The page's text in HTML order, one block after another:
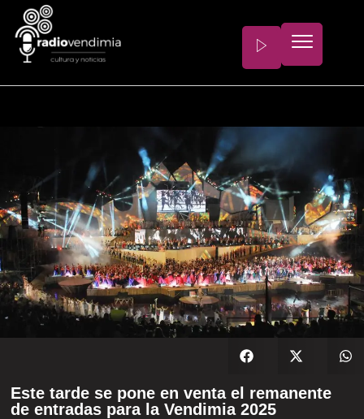
Este tarde se pone en venta el remanente
de entradas para la Vendimia 2025